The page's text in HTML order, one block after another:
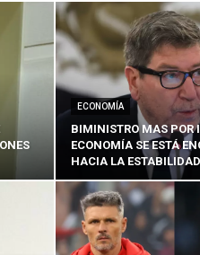
ECONOMÍA
BIMINISTRO MAS POR
ECONOMÍA SE ESTÁ
HACIA LA